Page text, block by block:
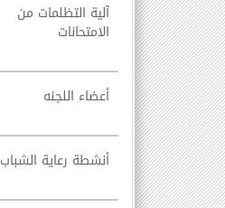
آلية التظلمات من
الامتحانات
أعضاء اللجنه
أنشطة رعاية الشباب